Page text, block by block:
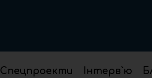
Спецпроекти Інтерв`ю